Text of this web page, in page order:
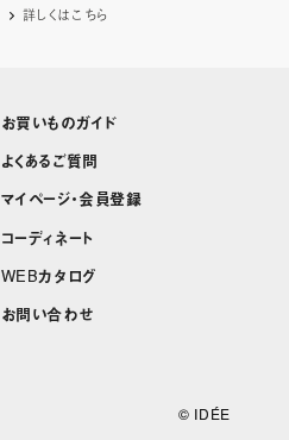
詳しくはこちら
お買いものガイド
よくあるご質問
マイページ・会員登録
コーディネート
WEBカタログ
お問い合わせ
© IDÉE